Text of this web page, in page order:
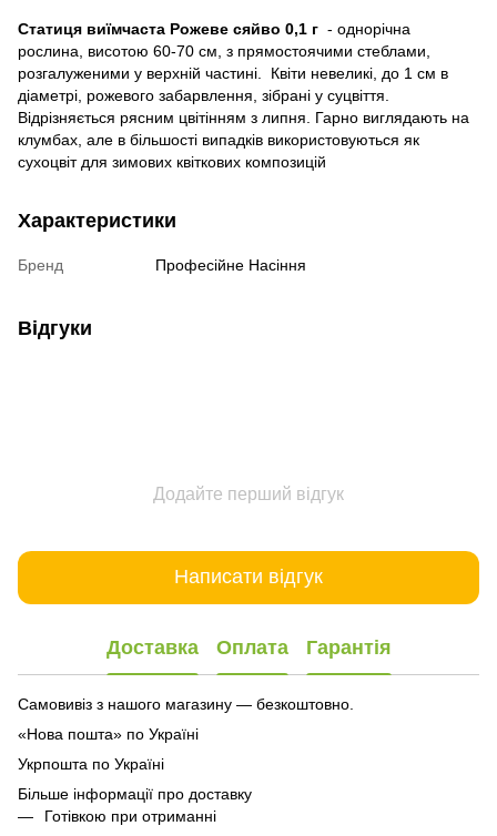
Статиця виїмчаста Рожеве сяйво 0,1 г - однорічна
рослина, висотою 60-70 см, з прямостоячими стеблами,
розгалуженими у верхній частині. Квіти невеликі, до 1 см в
діаметрі, рожевого забарвлення, зібрані у суцвіття.
Відрізняється рясним цвітінням з липня. Гарно виглядають на
клумбах, але в більшості випадків використовуються як
сухоцвіт для зимових квіткових композицій
Характеристики
Бренд Професійне Насіння
Відгуки
Додайте перший відгук
Написати відгук
Доставка Оплата Гарантія
Самовивіз з нашого магазину — безкоштовно.
«Нова пошта» по Україні
Укрпошта по Україні
Більше інформації про доставку
Готівкою при отриманні